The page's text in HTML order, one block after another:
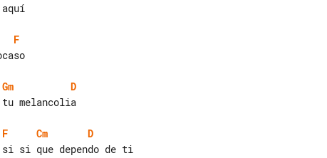
aquí
F
Gm
D
tu melancolia
F Cm
D
si si que dependo de ti